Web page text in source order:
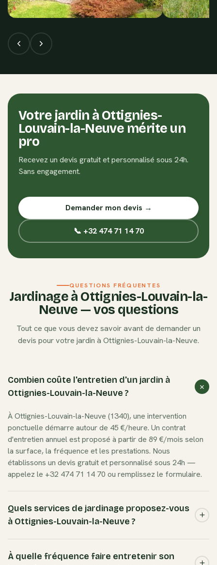
Votre jardin àOttignies-
Louvain-la-Neuve mérite un
pro
Recevez un devis gratuit et personnalisé sous 24h.
Sans engagement.
Demander mon devis →
📞 +32 474 71 14 70
QUESTIONS FRÉQUENTES
Jardinage àOttignies-Louvain-la-
Neuve — vos questions
Tout ce que vous devez savoir avant de demander un
devis pour votre jardin à Ottignies-Louvain-la-Neuve.
Combien coûte l'entretien d'un jardin à
Ottignies-Louvain-la-Neuve ?
À Ottignies-Louvain-la-Neuve (1340), une intervention
ponctuelle démarre autour de 45 €/heure. Un contrat
d'entretien annuel est proposé à partir de 89 €/mois selon
la surface, la fréquence et les prestations. Nous
établissons un devis gratuit et personnalisé sous 24h —
appelez le +32 474 71 14 70 ou remplissez le formulaire.
Quels services de jardinage proposez-vous
à Ottignies-Louvain-la-Neuve ?
la-Neuve : entretien de jardin complet, tonte de pelouse,
À quelle fréquence faire entretenir son